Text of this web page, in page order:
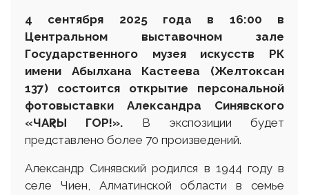
4 сентября 2025 года в 16:00 в
Центральном выставочном зале
Государственного музея искусств РК
имени Абылхана Кастеева (Желтоксан
137) состоится открытие персональной
фотовыставки Александра Синявского
«ЧАқРЫ ГОР!». В экспозиции будет
представлено более 70 произведений.
Александр Синявский родился в 1944 году в
селе Чиен, Алматинской области в семье